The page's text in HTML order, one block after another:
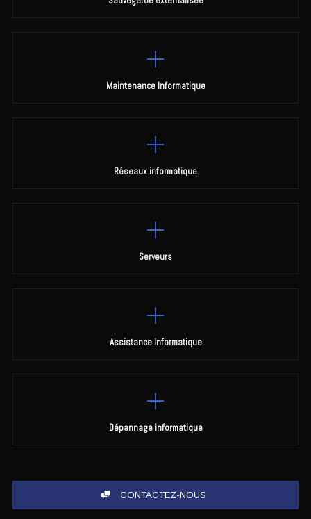
Maintenance Informatique
Réseaux informatique
Serveurs
Assistance Informatique
Dépannage informatique
CONTACTEZ-NOUS